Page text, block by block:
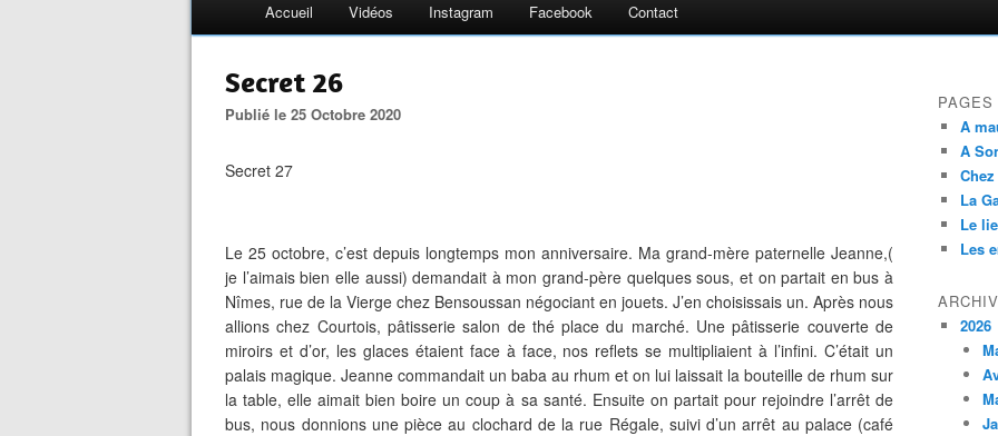
Accueil Vidéos Instagram Facebook Contact
Secret 26
Publié le 25 Octobre 2020
Secret 27
Le 25 octobre, c’est depuis longtemps mon anniversaire. Ma grand-mère paternelle Jeanne,(
je l’aimais bien elle aussi) demandait à mon grand-père quelques sous, et on partait en bus à
Nîmes, rue de la Vierge chez Bensoussan négociant en jouets. J’en choisissais un. Après nous
allions chez Courtois, pâtisserie salon de thé place du marché. Une pâtisserie couverte de
miroirs et d’or, les glaces étaient face à face, nos reflets se multipliaient à l’infini. C’était un
palais magique. Jeanne commandait un baba au rhum et on lui laissait la bouteille de rhum sur
la table, elle aimait bien boire un coup à sa santé. Ensuite on partait pour rejoindre l’arrêt de
bus, nous donnions une pièce au clochard de la rue Régale, suivi d’un arrêt au palace (café
PAGES
A
A
La
Le
Les
2026